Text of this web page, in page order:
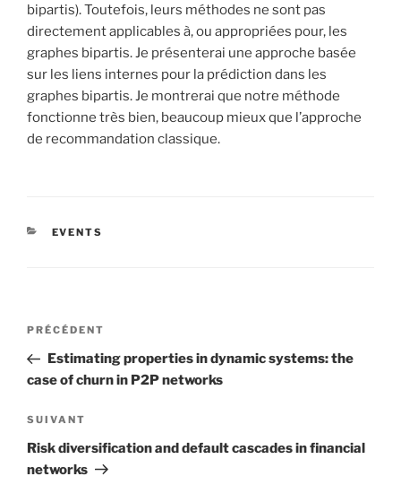
bipartis). Toutefois, leurs méthodes ne sont pas
directement applicables à, ou appropriées pour, les
graphes bipartis. Je présenterai une approche basée
sur les liens internes pour la prédiction dans les
graphes bipartis. Je montrerai que notre méthode
fonctionne très bien, beaucoup mieux que l’approche
de recommandation classique.
CATÉGORIES
EVENTS
Navigation
l’article
Article
précédent
PRÉCÉDENT
Estimating properties in dynamic systems: the
case of churn in P2P networks
Article
suivant
SUIVANT
Risk diversification and default cascades in financial
networks